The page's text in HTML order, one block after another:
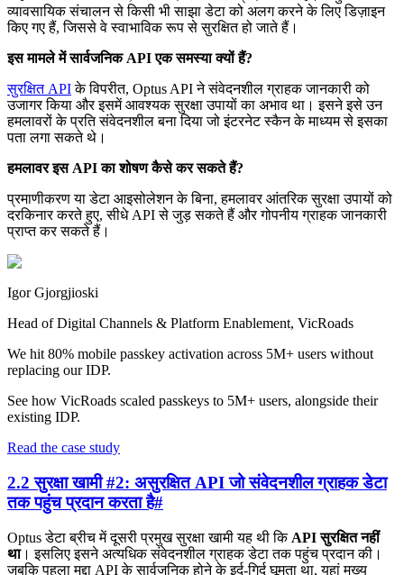
व्यावसायिक संचालन से किसी भी साझा डेटा को अलग करने के लिए डिज़ाइन
किए गए हैं, जिससे वे स्वाभाविक रूप से सुरक्षित हो जाते हैं।
इस मामले में सार्वजनिक API एक समस्या क्यों हैं?
सुरक्षित APIके विपरीत, Optus API ने संवेदनशील ग्राहक जानकारी को
उजागर किया और इसमें आवश्यक सुरक्षा उपायों का अभाव था। इसने इसे उन
हमलावरों के प्रति संवेदनशील बना दिया जो इंटरनेट स्कैन के माध्यम से इसका
पता लगा सकते थे।
हमलावर इस API का शोषण कैसे कर सकते हैं?
प्रमाणीकरण या डेटा आइसोलेशन के बिना, हमलावर आंतरिक सुरक्षा उपायों को
दरकिनार करते हुए, सीधे API से जुड़ सकते हैं और गोपनीय ग्राहक जानकारी
प्राप्त कर सकते हैं।
Igor Gjorgjioski
Head of Digital Channels & Platform Enablement, VicRoads
We hit 80% mobile passkey activation across 5M+ users without
replacing our IDP.
See how VicRoads scaled passkeys to 5M+ users, alongside their
existing IDP.
Read the case study
2.2 सुरक्षा खामी #2: असुरक्षित API जो संवेदनशील ग्राहक डेटा
तक पहुंच प्रदान करता है#
Optus डेटा ब्रीच में दूसरी प्रमुख सुरक्षा खामी यह थी कि API सुरक्षित नहीं
था। इसलिए इसने अत्यधिक संवेदनशील ग्राहक डेटा तक पहुंच प्रदान की।
जबकि पहला मुद्दा API के सार्वजनिक होने के इर्द-गिर्द घूमता था, यहां मुख्य